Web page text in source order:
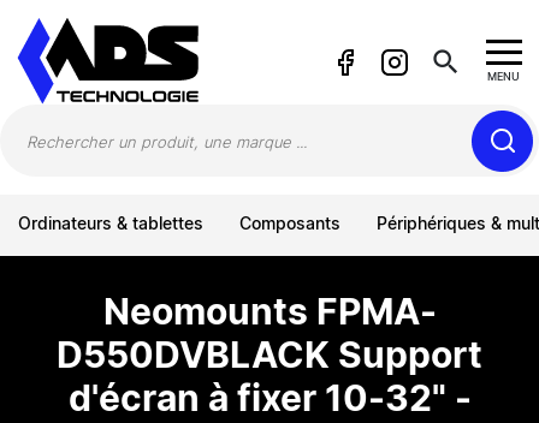
search MENU
Ordinateurs & tablettes Composants Périphériques &
Neomounts FPMA-
D550DVBLACK Support
d'écran à fixer 10-32" -